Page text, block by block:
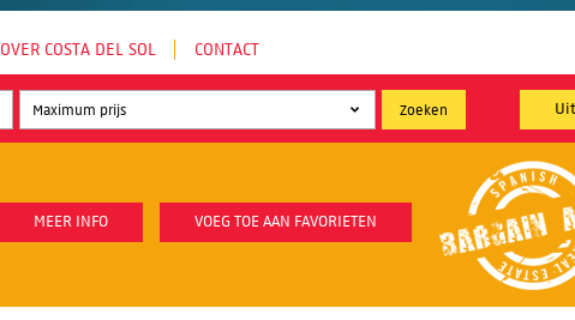
OVER COSTA DEL SOL CONTACT
MEER INFO VOEG TOE AAN FAVORIETEN